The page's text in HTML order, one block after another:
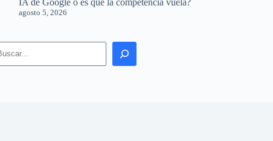
agosto 5, 2026